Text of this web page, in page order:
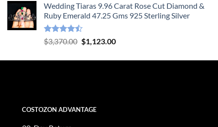
was:
$1,970.00.
is:
$657.00.
Wedding Tiaras 9.96 Carat Rose Cut Diamond &
Ruby Emerald 47.25 Gms 925 Sterling Silver
Rated
4.47
$3,370.00 Original
was:
$1,123.00Current
is:
COSTOZON ADVANTAGE